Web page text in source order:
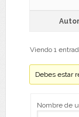
Autor
Viendo 1
Debes estar
Nombre de